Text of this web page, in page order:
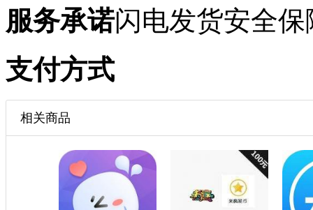
服务承诺闪电发货安全保
支付方式
相关商品